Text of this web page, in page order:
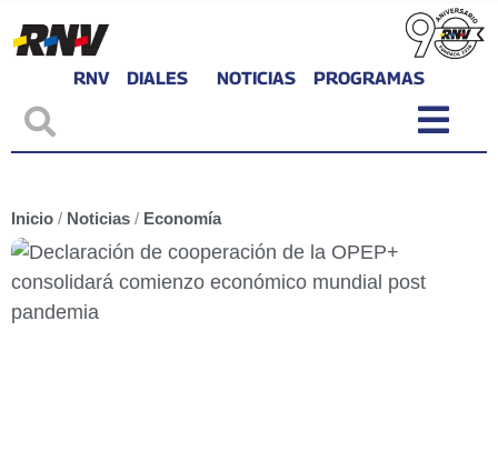
RNV DIALES NOTICIAS PROGRAMAS
Inicio / Noticias / Economía